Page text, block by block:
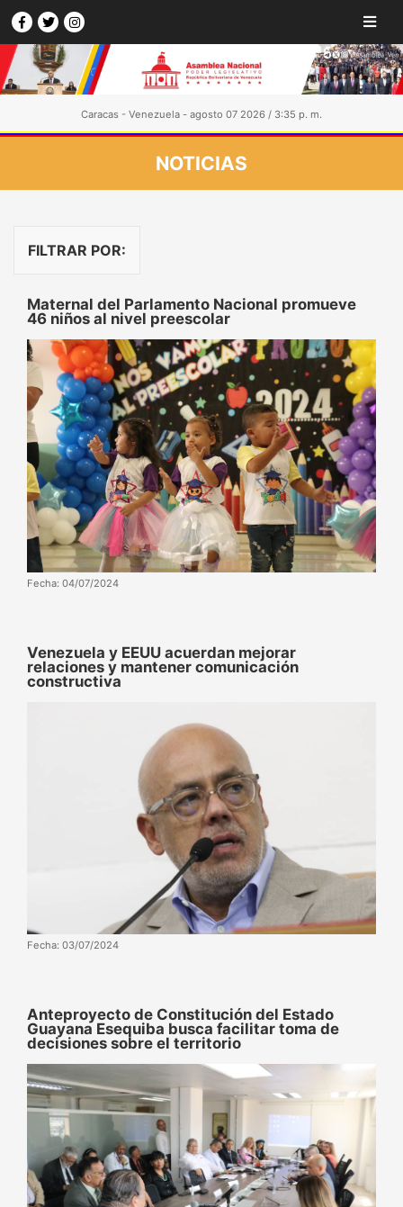
Caracas - Venezuela - agosto 07 2026 / 3:35 p. m.
NOTICIAS
FILTRAR POR:
Maternal del Parlamento Nacional promueve
46 niños al nivel preescolar
Fecha: 04/07/2024
Venezuela y EEUU acuerdan mejorar
relaciones y mantener comunicación
constructiva
Fecha: 03/07/2024
Anteproyecto de Constitución del Estado
Guayana Esequiba busca facilitar toma de
decisiones sobre el territorio